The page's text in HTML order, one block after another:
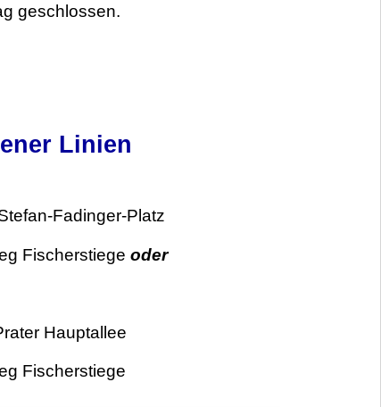
geschlossen.
Linien
Fadinger-Platz
Fischerstiege oder
Hauptallee
Fischerstiege